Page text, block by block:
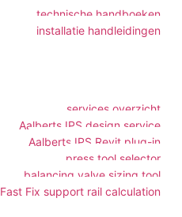
technische handboeken
installatie handleidingen
services overzicht
Aalberts IPS design service
Aalberts IPS Revit plug-in
press tool selector
balancing valve sizing tool
Fast Fix support rail calculation